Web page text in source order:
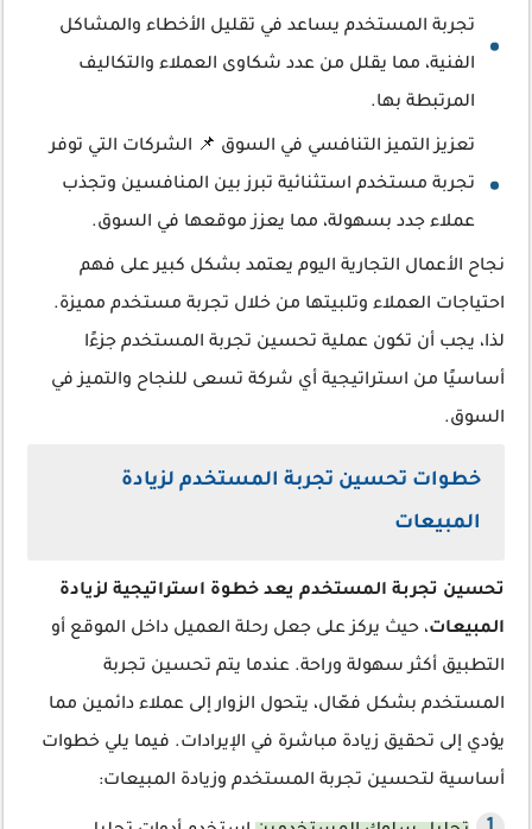
تجربة المستخدم يساعد في تقليل الأخطاء والمشاكل
الفنية، مما يقلل من عدد شكاوى العملاء والتكاليف
المرتبطة بها.
تعزيز التميز التنافسي في السوق 📌 الشركات التي توفر
تجربة مستخدم استثنائية تبرز بين المنافسين وتجذب
عملاء جدد بسهولة، مما يعزز موقعها في السوق.
نجاح الأعمال التجارية اليوم يعتمد بشكل كبير على فهم
احتياجات العملاء وتلبيتها من خلال تجربة مستخدم مميزة.
لذا، يجب أن تكون عملية تحسين تجربة المستخدم جزءًا
أساسيًا من استراتيجية أي شركة تسعى للنجاح والتميز في
السوق.
خطوات تحسين تجربة المستخدم لزيادة
المبيعات
تحسين تجربة المستخدم يعد خطوة استراتيجية لزيادة
المبيعات، حيث يركز على جعل رحلة العميل داخل الموقع أو
التطبيق أكثر سهولة وراحة. عندما يتم تحسين تجربة
المستخدم بشكل فعّال، يتحول الزوار إلى عملاء دائمين مما
يؤدي إلى تحقيق زيادة مباشرة في الإيرادات. فيما يلي خطوات
أساسية لتحسين تجربة المستخدم وزيادة المبيعات: